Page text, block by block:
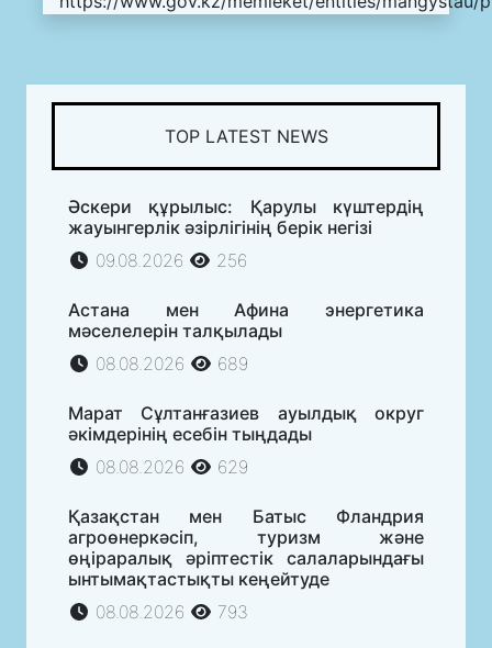
TOP LATEST NEWS
Әскери құрылыс: Қарулы күштердің
жауынгерлік әзірлігінің берік негізі
09.08.2026
256
Астана мен Афина энергетика
мәселелерін талқылады
08.08.2026
689
Марат Сұлтанғазиев ауылдық округ
әкімдерінің есебін тыңдады
08.08.2026
629
Қазақстан мен Батыс Фландрия
агроөнеркәсіп, туризм және
өңіраралық әріптестік салаларындағы
ынтымақтастықты кеңейтуде
08.08.2026
793